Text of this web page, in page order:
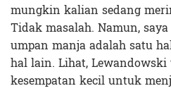
mungkin kalian sedang
Tidak masalah. Namun,
umpan manja adalah satu
hal lain. Lihat,
kesempatan kecil untuk